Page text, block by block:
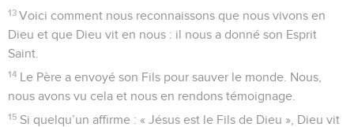
13 Voici comment nous reconnaissons que nous vivons en
Dieu et que Dieu vit en nous : il nous a donné son Esprit
Saint.
14 Le Père a envoyé son Fils pour sauver le monde. Nous,
nous avons vu cela et nous en rendons témoignage.
15 Si quelqu’un affirme : « Jésus est le Fils de Dieu », Dieu vit